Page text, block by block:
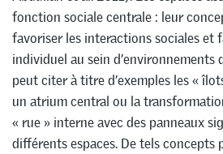
fonction sociale centrale : leur
favoriser les interactions sociales et
individuel au sein d’environnements
peut citer à titre d’exemples les «
un atrium central ou la
« rue » interne avec des panneaux
différents espaces. De tels concepts